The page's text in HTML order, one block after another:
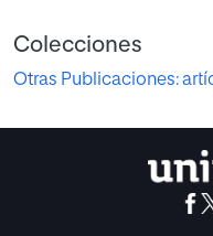
Colecciones
Otras Publicaciones: